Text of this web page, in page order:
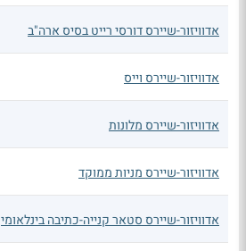
אדוויזור-שיירס דורסי רייט בסיס ארה"ב
אדוויזור-שיירס וייס
אדוויזור-שיירס מלונות
אדוויזור-שיירס מניות ממוקד
אדוויזור-שיירס סטאר קנייה-כתיבה בינלאומי